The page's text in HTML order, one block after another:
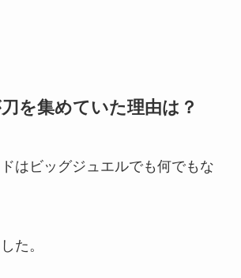
を集めていた理由は？
はビッグジュエルでも何でもな
た。